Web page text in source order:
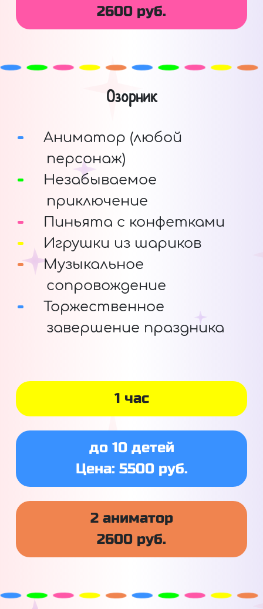
2600 руб.
Озорник
Аниматор (любой
персонаж)
Незабываемое
приключение
Пиньята с конфетками
Игрушки из шариков
Музыкальное
сопровождение
Торжественное
завершение праздника
1 час
до 10 детей
Цена: 5500 руб.
2 аниматор
2600 руб.